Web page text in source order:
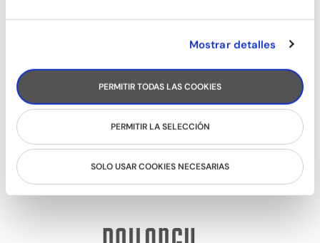
Mostrar detalles
PERMITIR TODAS LAS COOKIES
PERMITIR LA SELECCIÓN
SOLO USAR COOKIES NECESARIAS